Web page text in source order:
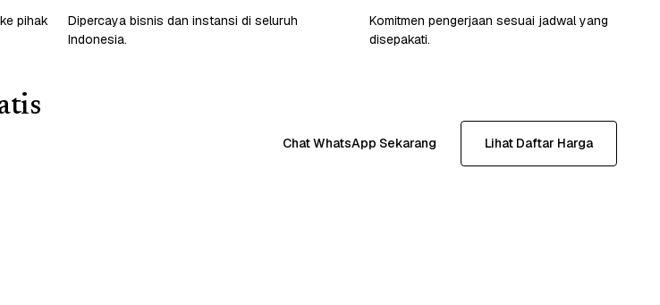
pihak
Dipercaya bisnis dan instansi di seluruh
Indonesia.
Komitmen pengerjaan sesuai jadwal yang
disepakati.
Chat WhatsApp Sekarang Lihat Daftar Harga